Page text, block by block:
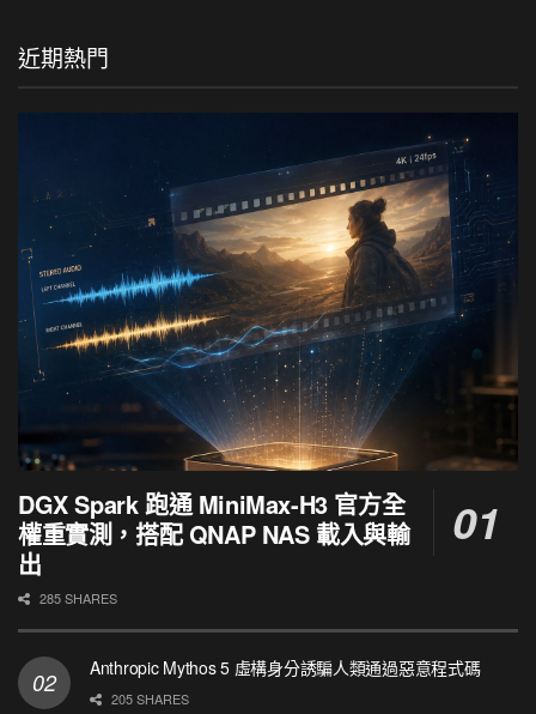
近期熱門
DGX Spark 跑通 MiniMax-H3 官方全
權重實測，搭配 QNAP NAS 載入與輸
出
285 SHARES
Anthropic Mythos 5 虛構身分誘騙人類通過惡意程式碼
205 SHARES